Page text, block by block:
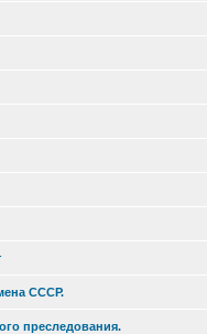
СССР.
преследования.